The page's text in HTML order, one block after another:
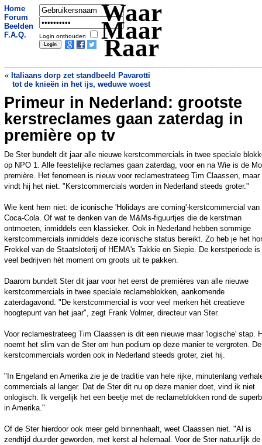
Home
Forum
Beelden
F.A.Q.
Login onthouden
Waar
Maar
Raar
« Italiaans dorp zet standbeeld Pavarotti
tot de knieën in het ijs, weduwe woest
Man (21) valt van jetski, zwemt acht uur
in Caribische Zee om kust van Aruba te
bereiken»
Primeur in Nederland: grootste
kerstreclames gaan zaterdag in
première op tv
De Ster bundelt dit jaar alle nieuwe kerstcommercials in twee speciale
op NPO 1. Alle feestelijke reclames gaan zaterdag, voor en na Wie is de
première. Het fenomeen is nieuw voor reclamestrateeg Tim Claassen, maar
vindt hij het niet. "Kerstcommercials worden in Nederland steeds groter."
Wie kent hem niet: de iconische 'Holidays are coming'-kerstcommercial van
Coca-Cola. Of wat te denken van de M&Ms-figuurtjes die de kerstman
ontmoeten, inmiddels een klassieker. Ook in Nederland hebben sommige
kerstcommercials inmiddels deze iconische status bereikt. Zo heb je het
Frekkel van de Staatsloterij of HEMA's Takkie en Siepie. De kerstperiode is
veel bedrijven hét moment om groots uit te pakken.
Daarom bundelt Ster dit jaar voor het eerst de premières van alle nieuwe
kerstcommercials in twee speciale reclameblokken, aankomende
zaterdagavond. "De kerstcommercial is voor veel merken hét creatieve
hoogtepunt van het jaar", zegt Frank Volmer, directeur van Ster.
Voor reclamestrateeg Tim Claassen is dit een nieuwe maar 'logische' stap.
noemt het slim van de Ster om hun podium op deze manier te vergroten. De
kerstcommercials worden ook in Nederland steeds groter, ziet hij.
"In Engeland en Amerika zie je de traditie van hele rijke, minutenlang
commercials al langer. Dat de Ster dit nu op deze manier doet, vind ik niet
onlogisch. Ik vergelijk het een beetje met de reclameblokken rond de
in Amerika."
Of de Ster hierdoor ook meer geld binnenhaalt, weet Claassen niet. "Al is
zendtijd duurder geworden, met kerst al helemaal. Voor de Ster natuurlijk de